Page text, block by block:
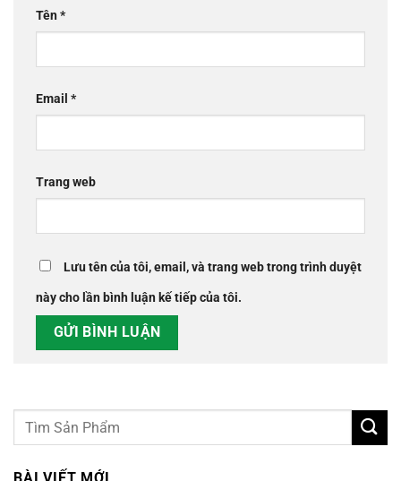
Tên*
Email *
Trang web
Lưu tên của tôi, email, và trang web trong trình duyệt
này cho lần bình luận kế tiếp của tôi.